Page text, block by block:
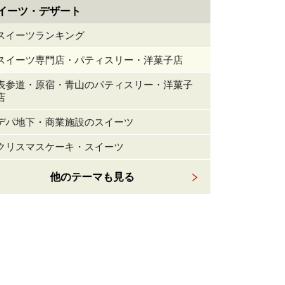
ーツ・デザート
イーツランキング
イーツ専門店・パティスリー・洋菓子店
参道・原宿・青山のパティスリー・洋菓子
パ地下・商業施設のスイーツ
リスマスケーキ・スイーツ
他のテーマも見る